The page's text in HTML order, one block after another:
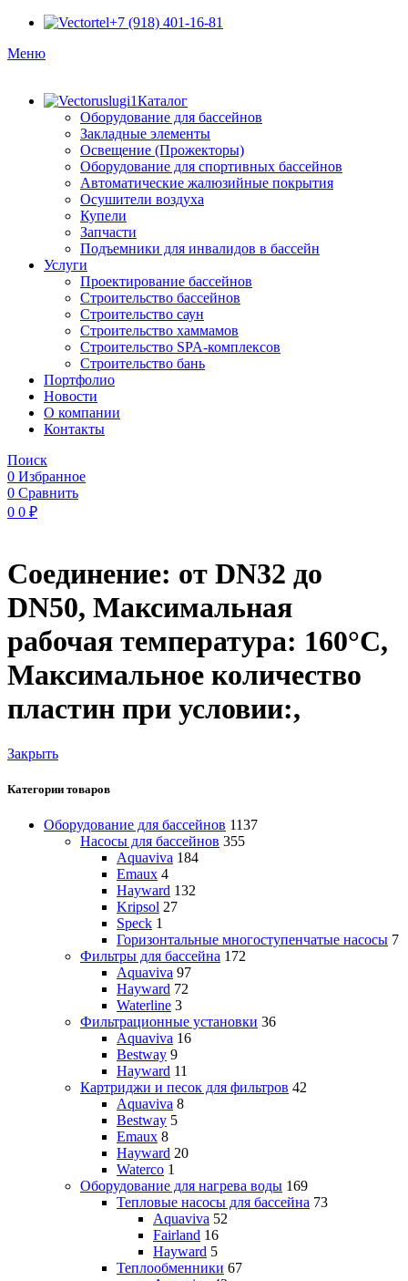
+7 (918) 401-16-81
Меню
Каталог
Оборудование для бассейнов
Закладные элементы
Освещение (Прожекторы)
Оборудование для спортивных бассейнов
Автоматические жалюзийные покрытия
Осушители воздуха
Купели
Запчасти
Подъемники для инвалидов в бассейн
Услуги
Проектирование бассейнов
Строительство бассейнов
Строительство саун
Строительство хаммамов
Строительство SPA-комплексов
Строительство бань
Портфолио
Новости
O компании
Контакты
Поиск
0 Избранное
0 Сравнить
0 0 ₽
Соединение: от DN32 до
DN50, Максимальная
рабочая температура: 160°C,
Максимальное количество
пластин при условии:,
Закрыть
Категории товаров
Оборудование для бассейнов 1137
Насосы для бассейнов 355
Aquaviva 184
Emaux 4
Hayward 132
Kripsol 27
Speck 1
Горизонтальные многоступенчатые насосы 7
Фильтры для бассейна 172
Aquaviva 97
Hayward 72
Waterline 3
Фильтрационные установки 36
Aquaviva 16
Bestway 9
Hayward 11
Картриджи и песок для фильтров 42
Aquaviva 8
Bestway 5
Emaux 8
Hayward 20
Waterco 1
Оборудование для нагрева воды 169
Тепловые насосы для бассейна 73
Aquaviva 52
Fairland 16
Hayward 5
Теплообменники 67